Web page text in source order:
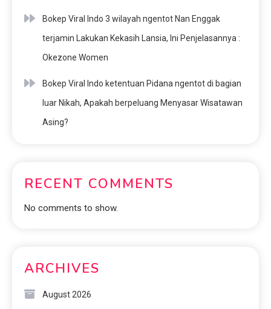
Bokep Viral Indo 3 wilayah ngentot Nan Enggak
terjamin Lakukan Kekasih Lansia, Ini Penjelasannya :
Okezone Women
Bokep Viral Indo ketentuan Pidana ngentot di bagian
luar Nikah, Apakah berpeluang Menyasar Wisatawan
Asing?
RECENT COMMENTS
No comments to show.
ARCHIVES
August 2026